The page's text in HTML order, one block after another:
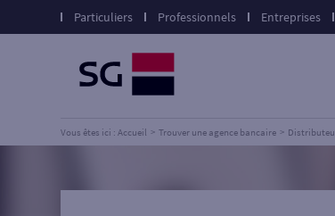
Particuliers Professionnels Entreprises
Vous êtes ici : Accueil Trouver une agence bancaire